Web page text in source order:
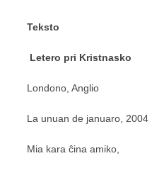
Teksto
Letero pri Kristnasko
Londono, Anglio
La unuan de januaro, 2004
Mia kara ĉina amiko,